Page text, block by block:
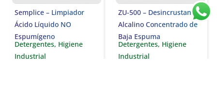
Semplice – Limpiador
Ácido Líquido NO
Espumígeno
Detergentes, Higiene
Industrial
ZU-500 – Desincrustante
Alcalino Concentrado de
Baja Espuma
Detergentes, Higiene
Industrial